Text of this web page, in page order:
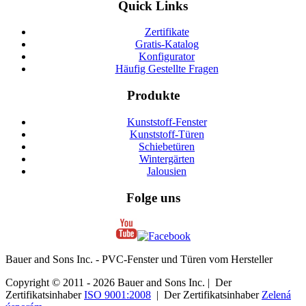
Quick Links
Zertifikate
Gratis-Katalog
Konfigurator
Häufig Gestellte Fragen
Produkte
Kunststoff-Fenster
Kunststoff-Türen
Schiebetüren
Wintergärten
Jalousien
Folge uns
Bauer and Sons Inc. - PVC-Fenster und Türen vom Hersteller
Copyright © 2011 - 2026 Bauer and Sons Inc. | Der
ZertifikatsinhaberISO 9001:2008 | Der Zertifikatsinhaber Zelená